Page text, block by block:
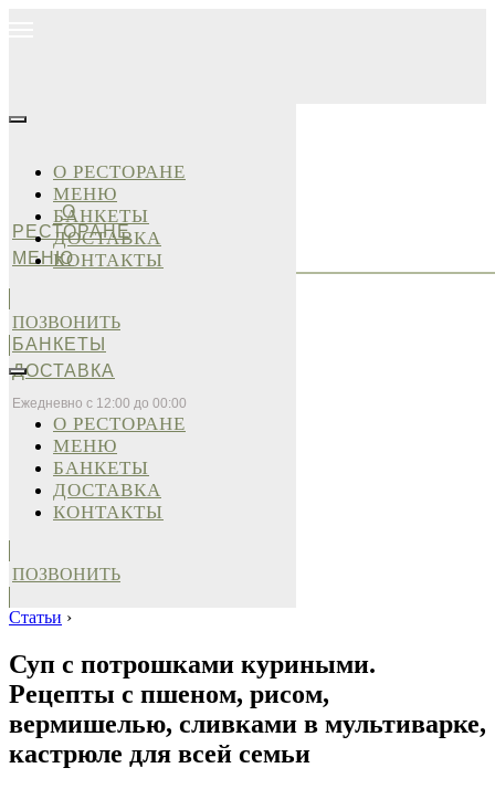
О
РЕСТОРАНЕ
МЕНЮ
БАНКЕТЫ
ДОСТАВКА
Ежедневно с 12:00 до 00:00
О РЕСТОРАНЕ
МЕНЮ
БАНКЕТЫ
ДОСТАВКА
КОНТАКТЫ
ПОЗВОНИТЬ
О РЕСТОРАНЕ
МЕНЮ
БАНКЕТЫ
ДОСТАВКА
КОНТАКТЫ
ПОЗВОНИТЬ
Статьи ›
Суп с потрошками куриными.
Рецепты с пшеном, рисом,
вермишелью, сливками в мультиварке,
кастрюле для всей семьи